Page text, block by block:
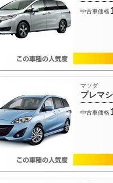
中古車価格
プレマ
マツダ
中古車価格